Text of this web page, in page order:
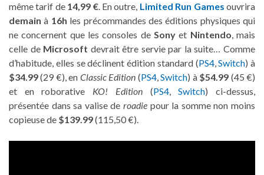
même tarif de 14,99 €. En outre, Limited Run Games ouvrira
demain à 16h les précommandes des éditions physiques qui
ne concernent que les consoles de Sony et Nintendo, mais
celle de Microsoft devrait être servie par la suite… Comme
d’habitude, elles se déclinent édition standard (PS4,Switch) à
$34.99(29 €), en Classic Edition (PS4,Switch) à $54.99 (45 €)
et en roborative KO! Edition(PS4,Switch) ci-dessus,
présentée dans sa valise de roadie pour la somme non moins
copieuse de $139.99(115,50 €).